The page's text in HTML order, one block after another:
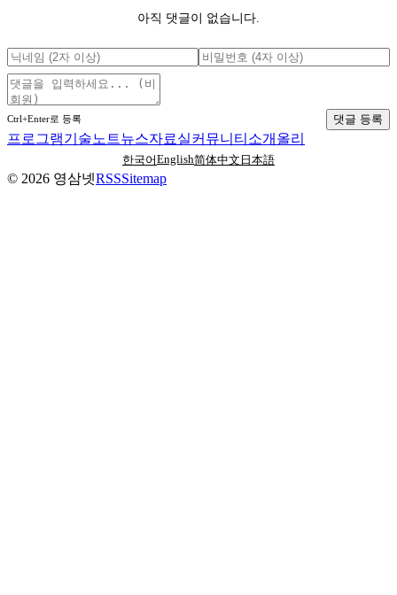
아직 댓글이 없습니다.
Ctrl+Enter로 등록 댓글 등록
프로그램기술노트뉴스자료실커뮤니티 소개 올리
한국어English简体中文 日本語
© 2026 영삼넷RSSSitemap